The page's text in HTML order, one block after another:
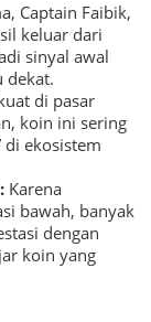
Captain Faibik,
keluar dari
sinyal awal
dekat.
di pasar
koin ini sering
di ekosistem
Karena
bawah, banyak
dengan
koin yang